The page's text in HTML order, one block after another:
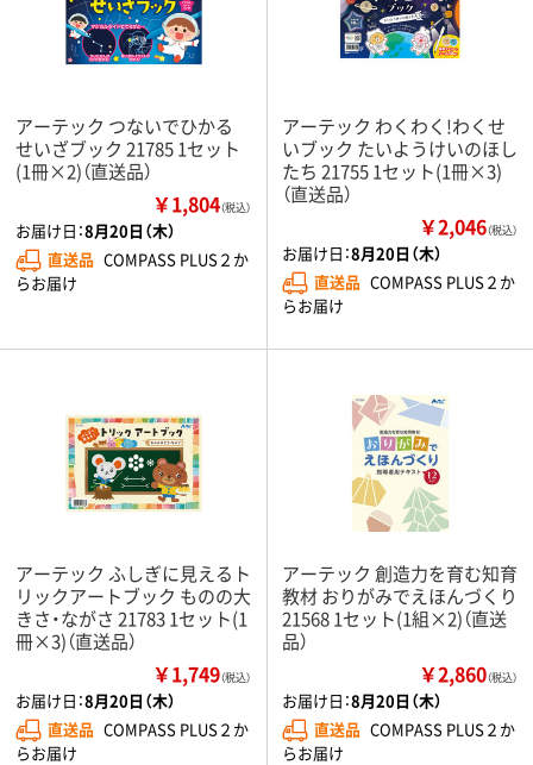
アーテック つないでひかる
せいざブック 21785 1セット
(1冊×2)（直送品）
￥1,804（税込）
お届け日：8月20日（木）
直送品 COMPASS PLUS２か
らお届け
アーテック わくわく!わくせ
いブック たいようけいのほし
たち 21755 1セット(1冊×3)
（直送品）
￥2,046（税込）
お届け日：8月20日（木）
直送品 COMPASS PLUS２か
らお届け
アーテック ふしぎに見えるト
リックアートブック ものの大
きさ・ながさ 21783 1セット(1
冊×3)（直送品）
￥1,749（税込）
お届け日：8月20日（木）
直送品 COMPASS PLUS２か
らお届け
アーテック 創造力を育む知育
教材 おりがみでえほんづくり
21568 1セット(1組×2)（直送
品）
￥2,860（税込）
お届け日：8月20日（木）
直送品 COMPASS PLUS２か
らお届け